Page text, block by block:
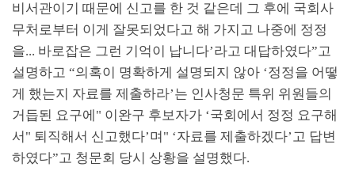
비서관이기 때문에 신고를 한 것 같은데 그 후에 국회사
무처로부터 이게 잘못되었다고 해 가지고 나중에 정정
을... 바로잡은 그런 기억이 납니다’라고 대답하였다”고
설명하고 “의혹이 명확하게 설명되지 않아 ‘정정을 어떻
게 했는지 자료를 제출하라’는 인사청문 특위 위원들의
거듭된 요구에 " 이완구 후보자가 ‘국회에서 정정 요구해
서 " 퇴직해서 신고했다’며 " ‘자료를 제출하겠다’고 답변
하였다”고 청문회 당시 상황을 설명했다.